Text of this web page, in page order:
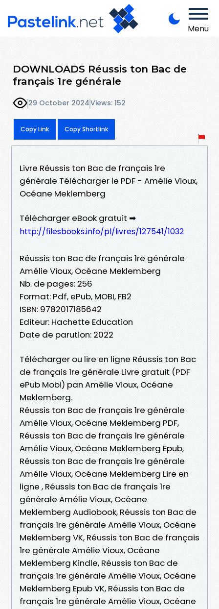
Menu
DOWNLOADS Réussis ton Bac de
français 1re générale
29 October 2024Views: 152
Copy Link Copy Shortlink
Livre Réussis ton Bac de français 1re
générale Télécharger le PDF - Amélie Vioux,
Océane Meklemberg
Télécharger eBook gratuit ➡
http://filesbooks.info/pl/livres/127541/1032
Réussis ton Bac de français 1re générale
Amélie Vioux, Océane Meklemberg
Nb. de pages: 256
Format: Pdf, ePub, MOBI, FB2
ISBN: 9782017185642
Editeur: Hachette Education
Date de parution: 2022
Télécharger ou lire en ligne Réussis ton Bac
de français 1re générale Livre gratuit (PDF
ePub Mobi) pan Amélie Vioux, Océane
Meklemberg.
Réussis ton Bac de français 1re générale
Amélie Vioux, Océane Meklemberg PDF,
Réussis ton Bac de français 1re générale
Amélie Vioux, Océane Meklemberg Epub,
Réussis ton Bac de français 1re générale
Amélie Vioux, Océane Meklemberg Lire en
ligne , Réussis ton Bac de français 1re
générale Amélie Vioux, Océane
Meklemberg Audiobook, Réussis ton Bac de
français 1re générale Amélie Vioux, Océane
Meklemberg VK, Réussis ton Bac de français
1re générale Amélie Vioux, Océane
Meklemberg Kindle, Réussis ton Bac de
français 1re générale Amélie Vioux, Océane
Meklemberg Epub VK, Réussis ton Bac de
français 1re générale Amélie Vioux, Océane